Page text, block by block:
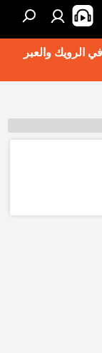
الرويك والعبر